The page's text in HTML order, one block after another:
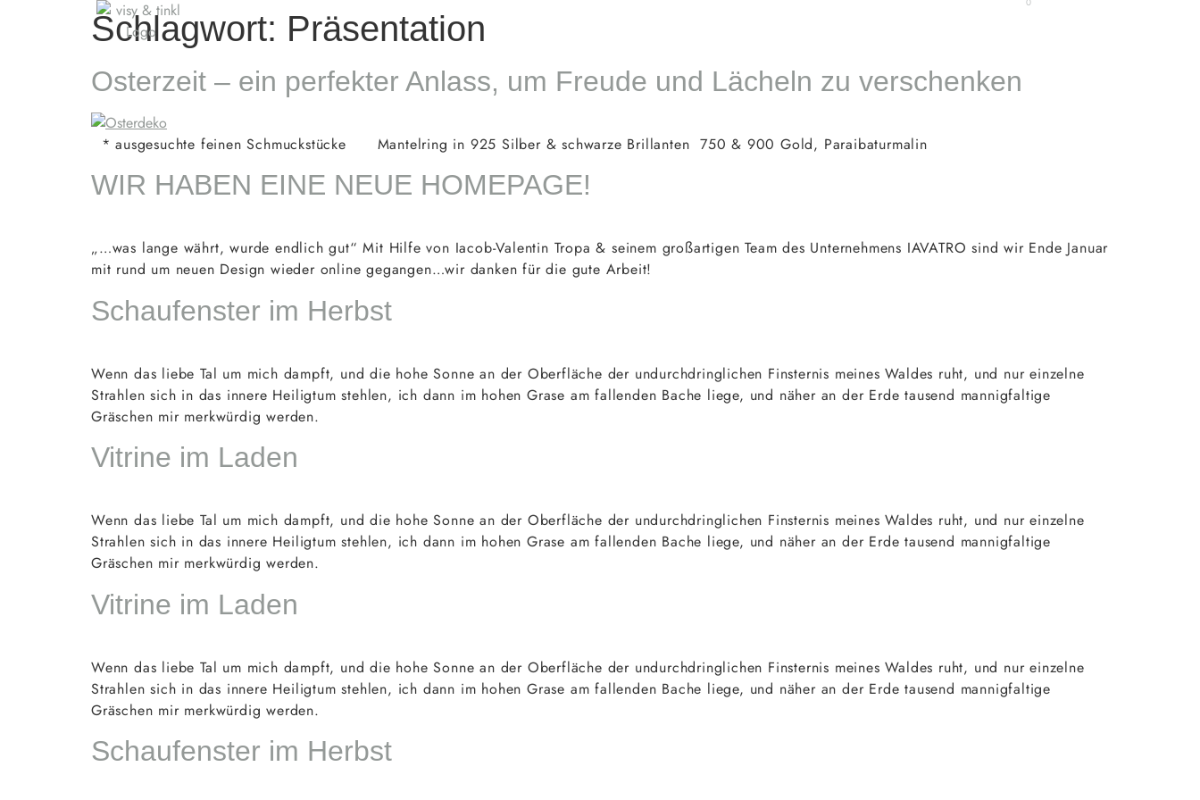
Schlagwort: Präsentation
Osterzeit – ein perfekter Anlass, um Freude und Lächeln zu verschenken
* ausgesuchte feinen Schmuckstücke Mantelring in 925 Silber & schwarze Brillanten 750 & 900 Gold, Paraibaturmalin
WIR HABEN EINE NEUE HOMEPAGE!
„…was lange währt, wurde endlich gut“ Mit Hilfe von Iacob-Valentin Tropa & seinem großartigen Team des Unternehmens IAVATRO sind wir Ende Januar
mit rund um neuen Design wieder online gegangen…wir danken für die gute Arbeit!
Schaufenster im Herbst
Wenn das liebe Tal um mich dampft, und die hohe Sonne an der Oberfläche der undurchdringlichen Finsternis meines Waldes ruht, und nur einzelne
Strahlen sich in das innere Heiligtum stehlen, ich dann im hohen Grase am fallenden Bache liege, und näher an der Erde tausend mannigfaltige
Gräschen mir merkwürdig werden.
Vitrine im Laden
Wenn das liebe Tal um mich dampft, und die hohe Sonne an der Oberfläche der undurchdringlichen Finsternis meines Waldes ruht, und nur einzelne
Strahlen sich in das innere Heiligtum stehlen, ich dann im hohen Grase am fallenden Bache liege, und näher an der Erde tausend mannigfaltige
Gräschen mir merkwürdig werden.
Vitrine im Laden
Wenn das liebe Tal um mich dampft, und die hohe Sonne an der Oberfläche der undurchdringlichen Finsternis meines Waldes ruht, und nur einzelne
Strahlen sich in das innere Heiligtum stehlen, ich dann im hohen Grase am fallenden Bache liege, und näher an der Erde tausend mannigfaltige
Gräschen mir merkwürdig werden.
Schaufenster im Herbst